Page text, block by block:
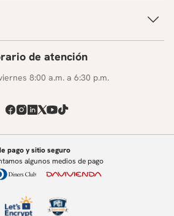
de atención
8:00 a.m. a 6:30 p.m.
pago y sitio seguro
algunos medios de pago